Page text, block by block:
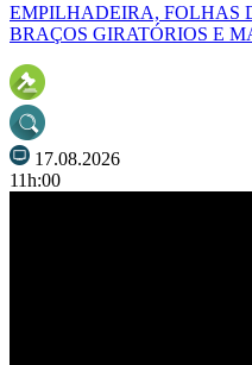
EMPILHADEIRA, FOLHAS
BRAÇOS GIRATÓRIOS E
17.08.2026
11h:00